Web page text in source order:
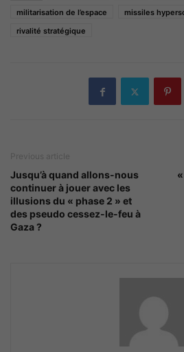
militarisation de l’espace
missiles
rivalité stratégique
Previous article
Jusqu’à quand allons-nous
continuer à jouer avec les
illusions du « phase 2 » et
des pseudo cessez-le-feu à
Gaza ?